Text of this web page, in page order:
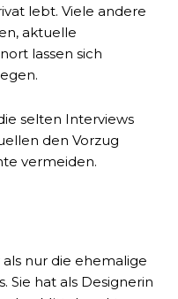
lebt. Viele andere
aktuelle
lassen sich
selten Interviews
den Vorzug
vermeiden.
nur die ehemalige
Sie hat als Designerin